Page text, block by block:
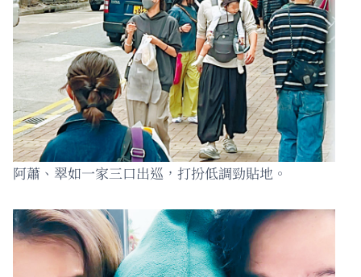
阿蕭、翠如一家三口出巡，打扮低調勁貼地。